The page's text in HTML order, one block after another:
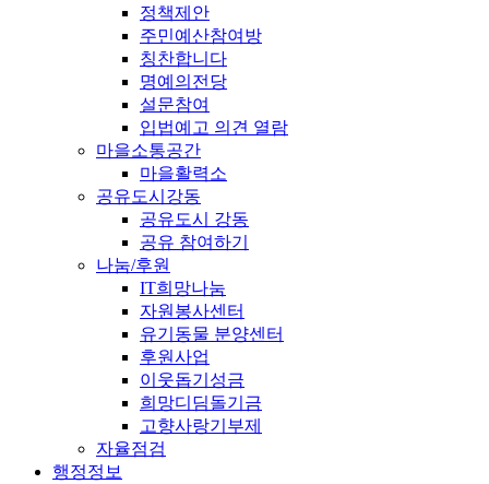
정책제안
주민예산참여방
칭찬합니다
명예의전당
설문참여
입법예고 의견 열람
마을소통공간
마을활력소
공유도시강동
공유도시 강동
공유 참여하기
나눔/후원
IT희망나눔
자원봉사센터
유기동물 분양센터
후원사업
이웃돕기성금
희망디딤돌기금
고향사랑기부제
자율점검
행정정보